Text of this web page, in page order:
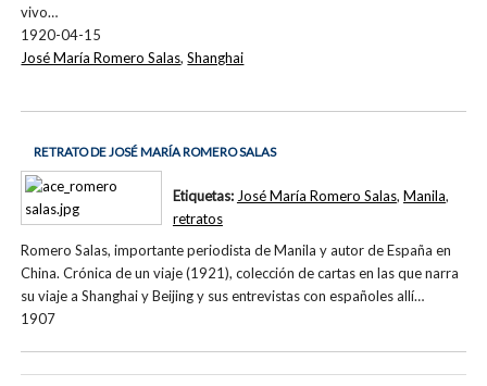
vivo…
1920-04-15
José María Romero Salas,Shanghai
RETRATO DE JOSÉ MARÍA ROMERO SALAS
Romero Salas, importante periodista de Manila y autor de España en
China. Crónica de un viaje (1921), colección de cartas en las que narra
su viaje a Shanghai y Beijing y sus entrevistas con españoles allí…
1907
Etiquetas: José María Romero Salas, Manila,
retratos